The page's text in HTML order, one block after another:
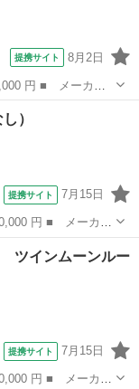
提携サイト 8月2日
ド名： アエラ
コントロール 両
）
提携サイト 7月15日
ド名： Ｘ ■ 排
： AT ■...
ツインムーンルー
提携サイト 7月15日